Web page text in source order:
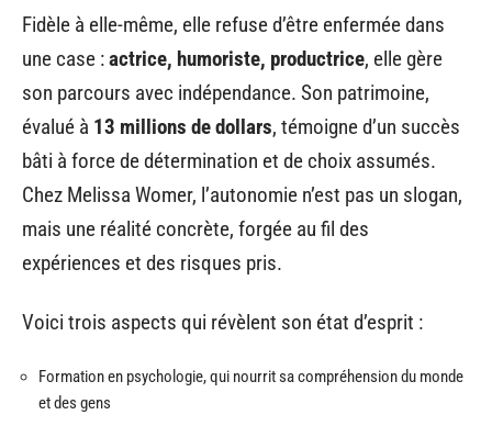
Fidèle à elle-même, elle refuse d’être enfermée dans
une case :actrice, humoriste, productrice, elle gère
son parcours avec indépendance. Son patrimoine,
évalué à 13 millions de dollars, témoigne d’un succès
bâti à force de détermination et de choix assumés.
Chez Melissa Womer, l’autonomie n’est pas un slogan,
mais une réalité concrète, forgée au fil des
expériences et des risques pris.
Voici trois aspects qui révèlent son état d’esprit :
Formation en psychologie, qui nourrit sa compréhension du monde
et des gens